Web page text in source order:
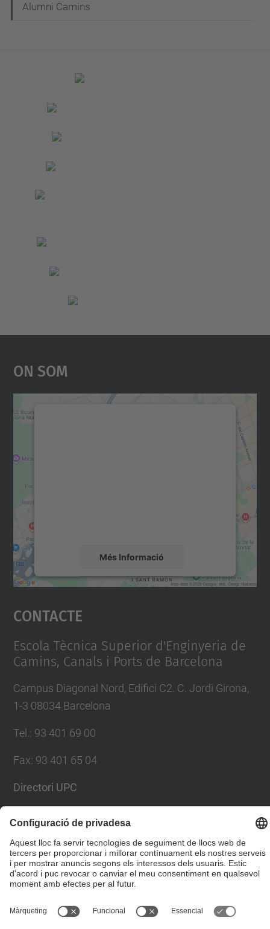
Alumni Camins
On Som
Més Informació
Accepta
powered by
Contacte
Escola Tècnica Superior d'Enginyeria de
Camins, Canals i Ports de Barcelona
Campus Diagonal Nord, Edifici C2. C. Jordi Girona,
1-3 08034 Barcelona
Tel.: 93 401 69 00
Fax: 93 401 65 04
Directori UPC
© UPCEscola Tècnica Superior d'Enginyers de Camins,